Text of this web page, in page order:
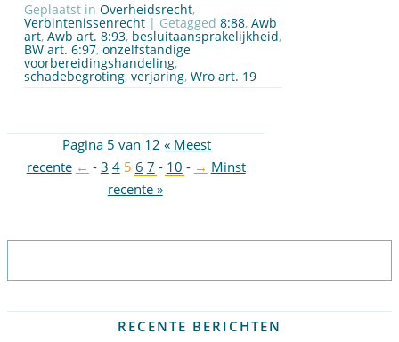
Geplaatst in Overheidsrecht,
Verbintenissenrecht | Getagged 8:88, Awb
art, Awb art. 8:93, besluitaansprakelijkheid,
BW art. 6:97, onzelfstandige
voorbereidingshandeling,
schadebegroting, verjaring, Wro art. 19
Pagina 5 van 12 « Meest
recente ← - 3 4 5 6 7 - 10 - → Minst
recente »
RECENTE BERICHTEN